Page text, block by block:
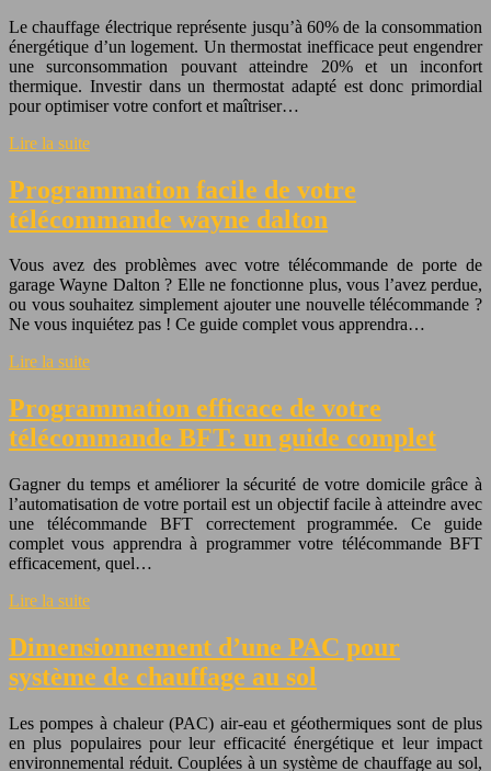
Le chauffage électrique représente jusqu’à 60% de la consommation
énergétique d’un logement. Un thermostat inefficace peut engendrer
une surconsommation pouvant atteindre 20% et un inconfort
thermique. Investir dans un thermostat adapté est donc primordial
pour optimiser votre confort et maîtriser…
Lire la suite
Programmation facile de votre
télécommande wayne dalton
Vous avez des problèmes avec votre télécommande de porte de
garage Wayne Dalton ? Elle ne fonctionne plus, vous l’avez perdue,
ou vous souhaitez simplement ajouter une nouvelle télécommande ?
Ne vous inquiétez pas ! Ce guide complet vous apprendra…
Lire la suite
Programmation efficace de votre
télécommande BFT: un guide complet
Gagner du temps et améliorer la sécurité de votre domicile grâce à
l’automatisation de votre portail est un objectif facile à atteindre avec
une télécommande BFT correctement programmée. Ce guide
complet vous apprendra à programmer votre télécommande BFT
efficacement, quel…
Lire la suite
Dimensionnement d’une PAC pour
système de chauffage au sol
Les pompes à chaleur (PAC) air-eau et géothermiques sont de plus
en plus populaires pour leur efficacité énergétique et leur impact
environnemental réduit. Couplées à un système de chauffage au sol,